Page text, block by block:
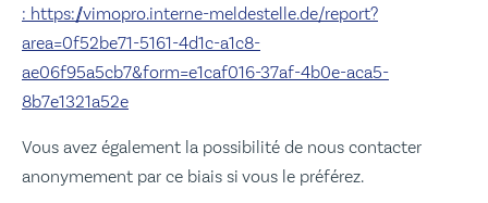
: https://vimopro.interne-meldestelle.de/report?
area=0f52be71-5161-4d1c-a1c8-
ae06f95a5cb7&form=e1caf016-37af-4b0e-aca5-
8b7e1321a52e
Vous avez également la possibilité de nous contacter
anonymement par ce biais si vous le préférez.